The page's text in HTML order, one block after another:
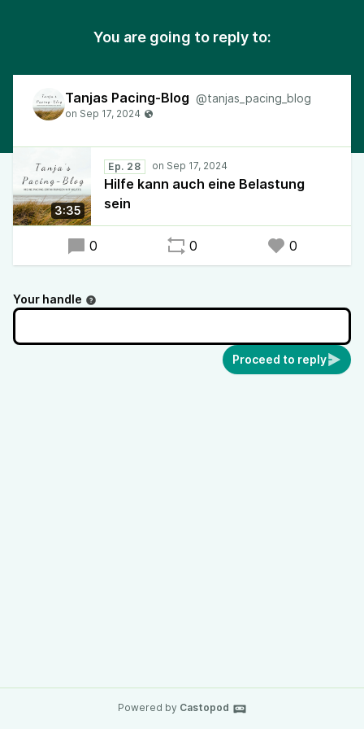
You are going to reply to:
Tanjas Pacing-Blog @tanjas_pacing_blog
3:35
Ep. 28
Hilfe kann auch eine Belastung
sein
0 0 0
Your handle
Proceed to reply
Powered by Castopod